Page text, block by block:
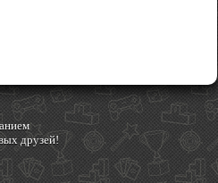
друзей!